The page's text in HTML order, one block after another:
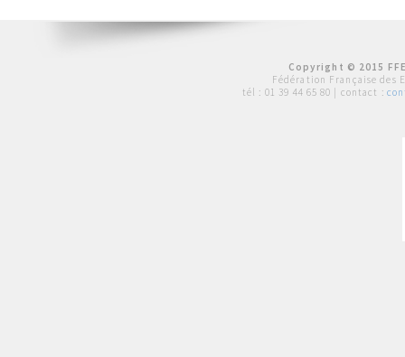
Copyright © 2015
Fédération Française des
tél : 01 39 44 65 80 | contact :